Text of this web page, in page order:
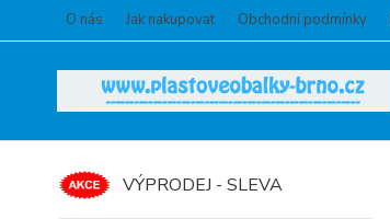
O nás Jak nakupovat Obchodní podmínky
VÝPRODEJ - SLEVA